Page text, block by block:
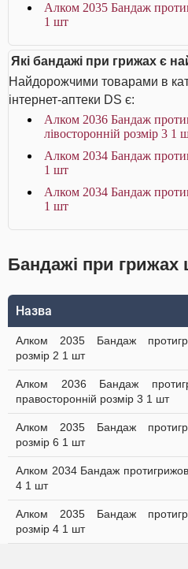
Алком 2035 Бандаж
1 шт
Які бандажі при грижах є
Найдорожчими товарами в
інтернет-аптеки DS є:
Алком 2036 Бандаж
лівосторонній розмір 3 1
Алком 2034 Бандаж
1 шт
Алком 2034 Бандаж
1 шт
Бандажі при грижах
Назва
Алком 2035 Бандаж
розмір 2 1 шт
Алком 2036 Бандаж
правосторонній розмір 3 1 шт
Алком 2035 Бандаж
розмір 6 1 шт
Алком 2034 Бандаж
4 1 шт
Алком 2035 Бандаж
розмір 4 1 шт